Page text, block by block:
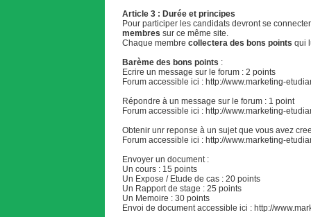
Article 3 : Durée et principes
Pour participer les candidats devront se
membres sur ce même site.
Chaque membre collectera des bons points qui
Barème des bons points :
Ecrire un message sur le forum : 2 points
Forum accessible ici : http://www.marketing-
Répondre à un message sur le forum : 1 point
Forum accessible ici : http://www.marketing-
Obtenir unr reponse à un sujet que vous avez
Forum accessible ici : http://www.marketing-
Envoyer un document :
Un cours : 15 points
Un Expose / Etude de cas : 20 points
Un Rapport de stage : 25 points
Un Memoire : 30 points
Envoi de document accessible ici : http://